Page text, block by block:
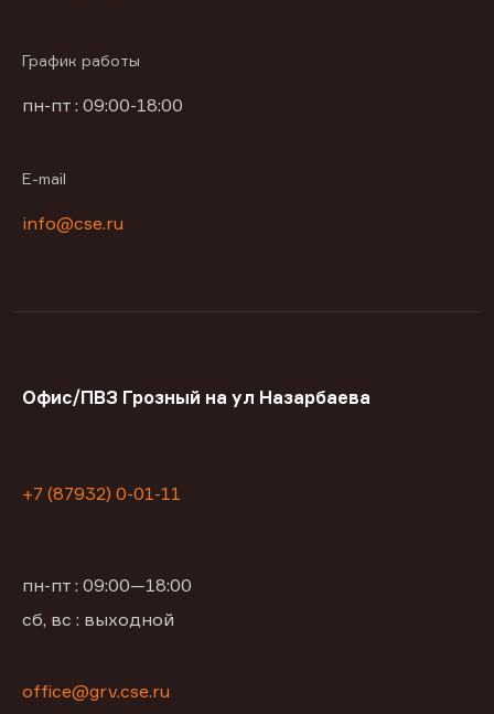
График работы
пн-пт : 09:00-18:00
E-mail
info@cse.ru
Офис/ПВЗ Грозный на ул Назарбаева
+7 (87932) 0-01-11
пн-пт : 09:00—18:00
сб, вс : выходной
office@grv.cse.ru